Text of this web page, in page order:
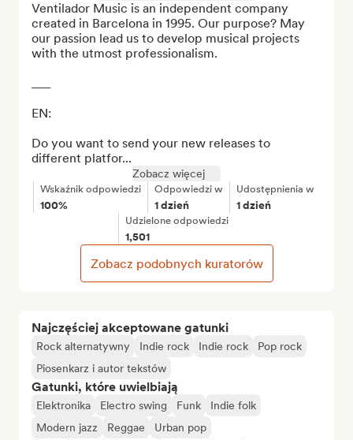
Najczęściej akceptowane gatunki
Rock alternatywny Indie rock Indie rock
Pop rock
Piosenkarz i autor tekstów
Gatunki, które uwielbiają
Elektronika Electro swing Funk
Indie folk
Modern jazz
Reggae Urban pop
Ventilador Music is an independent company
created in Barcelona in 1995. Our purpose? May
our passion lead us to develop musical projects
with the utmost professionalism.
EN:
Do you want to send your new releases to
different platfor...
Zobacz więcej
Wskaźnik odpowiedzi
100%
Odpowiedzi w
1 dzień
Udostępnienia w
1 dzień
Udzielone odpowiedzi
1,501
Zobacz podobnych kuratorów